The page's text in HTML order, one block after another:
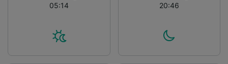
05:14
20:46